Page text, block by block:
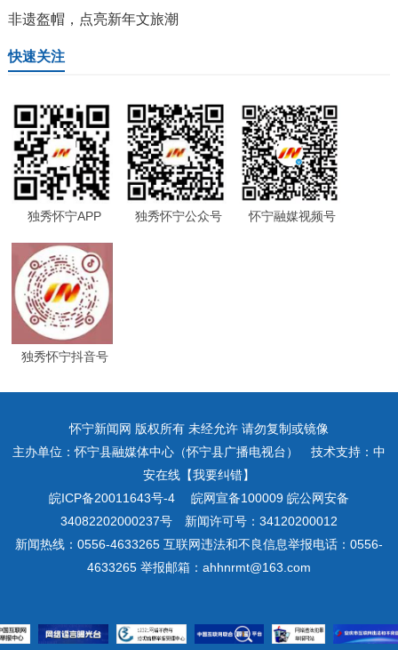
非遗盔帽，点亮新年文旅潮
快速关注
独秀怀宁APP 独秀怀宁公众号 怀宁融媒视频号
独秀怀宁抖音号
怀宁新闻网 版权所有 未经允许 请勿复制或镜像
主办单位：怀宁县融媒体中心（怀宁县广播电视台） 技术支持：中
安在线【我要纠错】
皖ICP备20011643号-4皖网宣备100009 皖公网安备
34082202000237号 新闻许可号：34120200012
新闻热线：0556-4633265 互联网违法和不良信息举报电话：0556-
4633265 举报邮箱：ahhnrmt@163.com